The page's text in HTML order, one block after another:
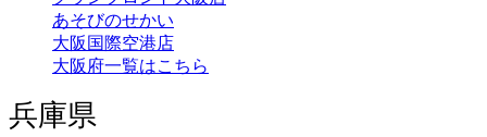
あそびのせかい
大阪国際空港店
大阪府一覧はこちら
兵庫県